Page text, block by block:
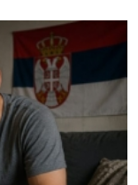
izuzetno strogi…